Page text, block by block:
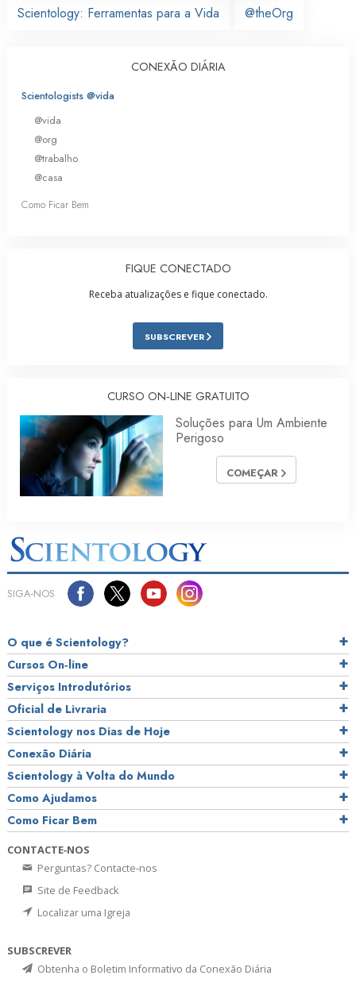
Scientology: Ferramentas para a Vida @theOrg
CONEXÃO DIÁRIA
Scientologists @vida
@vida
@org
@trabalho
@casa
Como Ficar Bem
FIQUE CONECTADO
Receba atualizações e fique conectado.
SUBSCREVER
CURSO ON‑LINE GRATUITO
Soluções para Um Ambiente
Perigoso
COMEÇAR
SIGA‑NOS
O que é Scientology?
Cursos On‑line
Serviços Introdutórios
Oficial de Livraria
Scientology nos Dias de Hoje
Conexão Diária
Scientology à Volta do Mundo
Como Ajudamos
Como Ficar Bem
CONTACTE‑NOS
Perguntas? Contacte‑nos
Site de Feedback
Localizar uma Igreja
SUBSCREVER
Obtenha o Boletim Informativo da Conexão Diária